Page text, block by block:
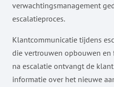
verwachtingsmanagement
escalatieproces.
Klantcommunicatie tijdens
die vertrouwen opbouwen en
na escalatie ontvangt de
informatie over het nieuwe